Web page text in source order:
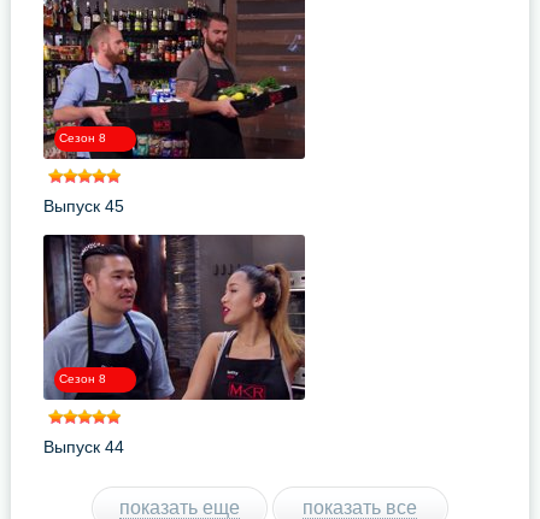
Сезон 8
Выпуск 45
Сезон 8
Выпуск 44
показать еще показать все